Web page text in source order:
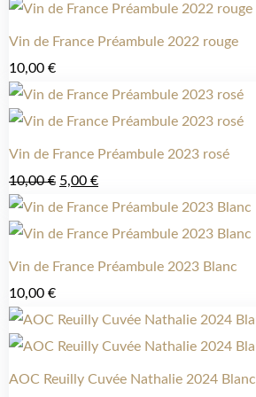
Vin de France Préambule 2022 rouge
10,00 €
Vin de France Préambule 2023 rosé
10,00€ 5,00 €
Vin de France Préambule 2023 Blanc
10,00 €
AOC Reuilly Cuvée Nathalie 2024 Blanc